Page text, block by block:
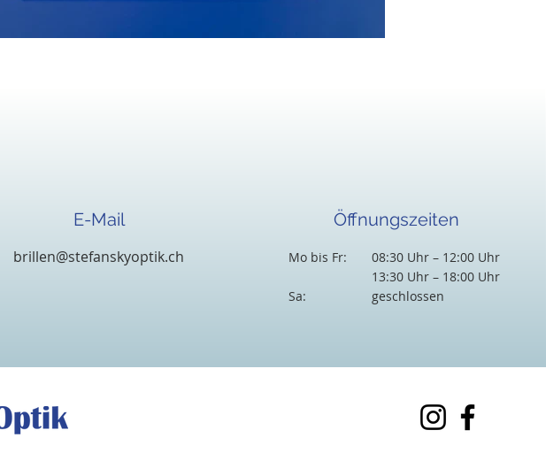
E-Mail
brillen@stefanskyoptik.ch
Öffnungszeiten
Mo bis Fr:
Sa:
08:30 Uhr – 12:00 Uhr
13:30 Uhr – 18:00 Uhr
geschlossen